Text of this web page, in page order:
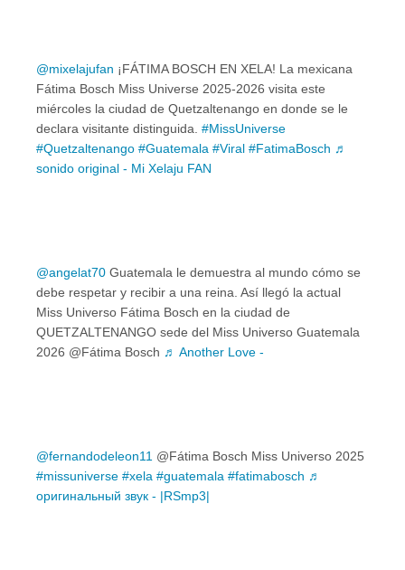
@mixelajufan ¡FÁTIMA BOSCH EN XELA! La mexicana
Fátima Bosch Miss Universe 2025-2026 visita este
miércoles la ciudad de Quetzaltenango en donde se le
declara visitante distinguida. #MissUniverse
#Quetzaltenango #Guatemala #Viral #FatimaBosch ♬
sonido original - Mi Xelaju FAN
@angelat70 Guatemala le demuestra al mundo cómo se
debe respetar y recibir a una reina. Así llegó la actual
Miss Universo Fátima Bosch en la ciudad de
QUETZALTENANGO sede del Miss Universo Guatemala
2026 @Fátima Bosch ♬ Another Love -
@fernandodeleon11 @Fátima Bosch Miss Universo 2025
#missuniverse #xela #guatemala #fatimabosch ♬
оригинальный звук - |RSmp3|